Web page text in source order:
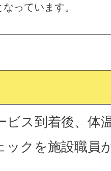
っています。
ビス到着後、体
ックを施設職員